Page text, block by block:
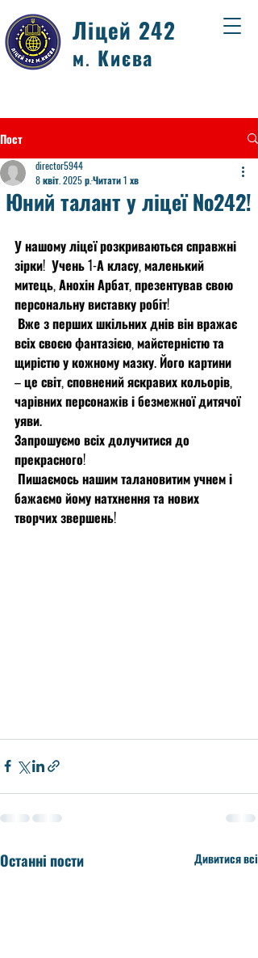
м. Києва
Ліцей 242
Пост
Юний талант у ліцеї №242!
director5944
8 квіт. 2025 р. Читати 1 хв
У нашому ліцеї розкриваються справжні
зірки!  Учень 1-А класу, маленький
митець, Анохін Арбат, презентував свою
персональну виставку робіт!
Вже з перших шкільних днів він вражає
всіх своєю фантазією, майстерністю та
щирістю у кожному мазку. Його картини
– це світ, сповнений яскравих кольорів,
чарівних персонажів і безмежної дитячої
уяви.
Запрошуємо всіх долучитися до
прекрасного!
Пишаємось нашим талановитим учнем і
бажаємо йому натхнення та нових
творчих звершень!
Останні пости Дивитися всі